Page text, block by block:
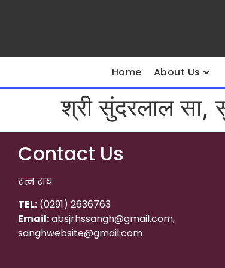
Home About Us
श्री सुंदरलाल सा,
Contact Us
रत्न संघ
TEL: (0291) 2636763
Email:absjrhssangh@gmail.com,
sanghwebsite@gmail.com